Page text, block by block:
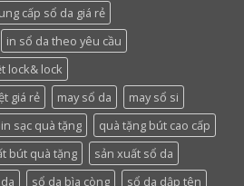
cấp sổ da giá rẻ
in sổ da theo yêu cầu
lock& lock
giá rẻ
may sổ da
may sổ si
sạc quà tặng
quà tặng bút cao cấp
bút quà tặng
sản xuất sổ da
sổ da bìa còng sổ da dập tên